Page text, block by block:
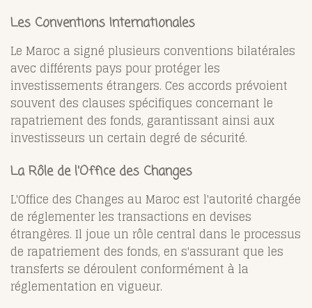
Les Conventions Internationales
Le Maroc a signé plusieurs conventions bilatérales
avec différents pays pour protéger les
investissements étrangers. Ces accords prévoient
souvent des clauses spécifiques concernant le
rapatriement des fonds, garantissant ainsi aux
investisseurs un certain degré de sécurité.
La Rôle de l'Office des Changes
L'Office des Changes au Maroc est l'autorité chargée
de réglementer les transactions en devises
étrangères. Il joue un rôle central dans le processus
de rapatriement des fonds, en s'assurant que les
transferts se déroulent conformément à la
réglementation en vigueur.